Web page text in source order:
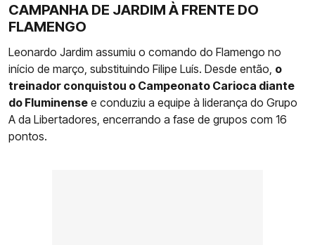
CAMPANHA DE JARDIM À FRENTE DO
FLAMENGO
Leonardo Jardim assumiu o comando do Flamengo no
início de março, substituindo Filipe Luís. Desde então, o
treinador conquistou o Campeonato Carioca diante
do Fluminense e conduziu a equipe à liderança do Grupo
A da Libertadores, encerrando a fase de grupos com 16
pontos.